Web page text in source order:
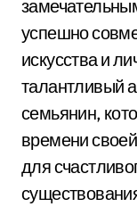
успешно
искусства и
талантливый
семьянин,
времени
для